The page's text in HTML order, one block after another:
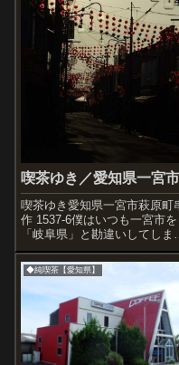
喫茶ゆき／愛知県一宮市
喫茶ゆき愛知県一宮市萩原町
作 1537-6僕はいつも一宮市を
「岐阜県」と勘違いしてしま
んですが、行き慣れていない
所のひとつ、一宮市。この街
昭和喫茶が、たくさんあるらし
いのですが、何十年ぶりかにち
ょっと離れたあの町に向かいま
した。チン...
◆純喫茶【愛知県】